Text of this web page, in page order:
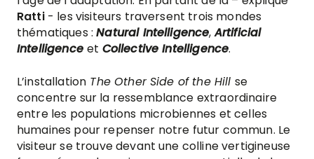
Ratti - les visiteurs traversent trois mondes
thématiques :Natural Intelligence,Artificial
Intelligenceet Collective Intelligence.
L’installation The Other Side of the Hill se
concentre sur la ressemblance extraordinaire
entre les populations microbiennes et celles
humaines pour repenser notre futur commun. Le
visiteur se trouve devant une colline vertigineuse